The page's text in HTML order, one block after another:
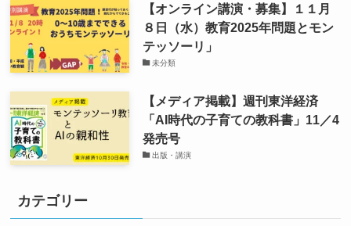
【オンライン講演・募集】１１月
８日（水）教育2025年問題とモン
テッソーリ」
未分類
【メディア掲載】週刊東洋経済
「AI時代の子育ての教科書」11／4
発売号
出版・講演
カテゴリー